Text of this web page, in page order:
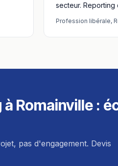
secteur. Reporting
Profession libérale,
à Romainville :
pas d'engagement. Devis